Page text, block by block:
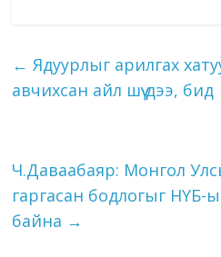
← Ядуурлыг арилгах
авчихсан айл шүү дээ, бид
Ч.Даваабаяр: Монгол
гаргасан бодлогыг
байна →